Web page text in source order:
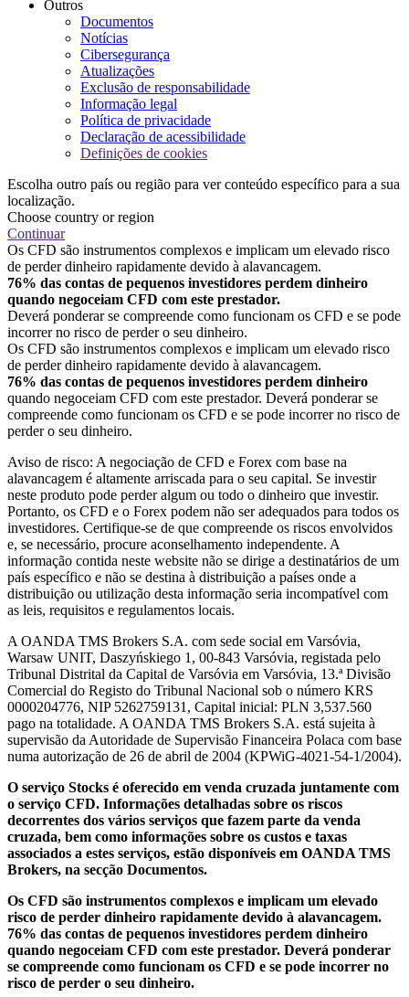
Outros
Documentos
Notícias
Cibersegurança
Atualizações
Exclusão de responsabilidade
Informação legal
Política de privacidade
Declaração de acessibilidade
Definições de cookies
Escolha outro país ou região para ver conteúdo específico para a sua
localização.
Choose country or region
Continuar
Os CFD são instrumentos complexos e implicam um elevado risco
de perder dinheiro rapidamente devido à alavancagem.
76% das contas de pequenos investidores perdem dinheiro
quando negoceiam CFD com este prestador.
Deverá ponderar se compreende como funcionam os CFD e se pode
incorrer no risco de perder o seu dinheiro.
Os CFD são instrumentos complexos e implicam um elevado risco
de perder dinheiro rapidamente devido à alavancagem.
76% das contas de pequenos investidores perdem dinheiro
quando negoceiam CFD com este prestador. Deverá ponderar se
compreende como funcionam os CFD e se pode incorrer no risco de
perder o seu dinheiro.
Aviso de risco: A negociação de CFD e Forex com base na
alavancagem é altamente arriscada para o seu capital. Se investir
neste produto pode perder algum ou todo o dinheiro que investir.
Portanto, os CFD e o Forex podem não ser adequados para todos os
investidores. Certifique-se de que compreende os riscos envolvidos
e, se necessário, procure aconselhamento independente. A
informação contida neste website não se dirige a destinatários de um
país específico e não se destina à distribuição a países onde a
distribuição ou utilização desta informação seria incompatível com
as leis, requisitos e regulamentos locais.
A OANDA TMS Brokers S.A. com sede social em Varsóvia,
Warsaw UNIT, Daszyńskiego 1, 00-843 Varsóvia, registada pelo
Tribunal Distrital da Capital de Varsóvia em Varsóvia, 13.ª Divisão
Comercial do Registo do Tribunal Nacional sob o número KRS
0000204776, NIP 5262759131, Capital inicial: PLN 3,537.560
pago na totalidade. A OANDA TMS Brokers S.A. está sujeita à
supervisão da Autoridade de Supervisão Financeira Polaca com base
numa autorização de 26 de abril de 2004 (KPWiG-4021-54-1/2004).
O serviço Stocks é oferecido em venda cruzada juntamente com
o serviço CFD. Informações detalhadas sobre os riscos
decorrentes dos vários serviços que fazem parte da venda
cruzada, bem como informações sobre os custos e taxas
associados a estes serviços, estão disponíveis em OANDA TMS
Brokers, na secção Documentos.
Os CFD são instrumentos complexos e implicam um elevado
risco de perder dinheiro rapidamente devido à alavancagem.
76% das contas de pequenos investidores perdem dinheiro
quando negoceiam CFD com este prestador. Deverá ponderar
se compreende como funcionam os CFD e se pode incorrer no
risco de perder o seu dinheiro.